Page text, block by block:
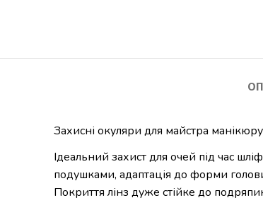
Захисні окуляри для майстра
Ідеальний захист для очей під час
подушками, адаптація до форми
Покриття лінз дуже стійке до